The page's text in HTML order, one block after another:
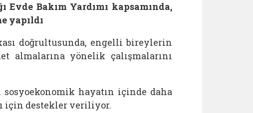
Evde Bakım Yardımı kapsamında,
yapıldı
doğrultusunda, engelli bireylerin
almalarına yönelik çalışmalarını
hayatın içinde daha
için destekler veriliyor.